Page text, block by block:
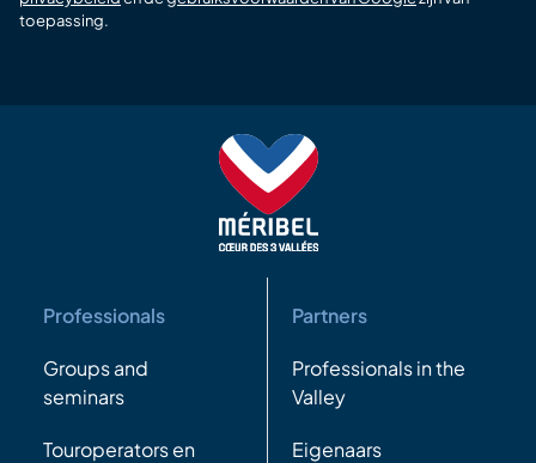
toepassing.
Professionals
Groups and
seminars
Touroperators en
Partners
Professionals in the
Valley
Eigenaars